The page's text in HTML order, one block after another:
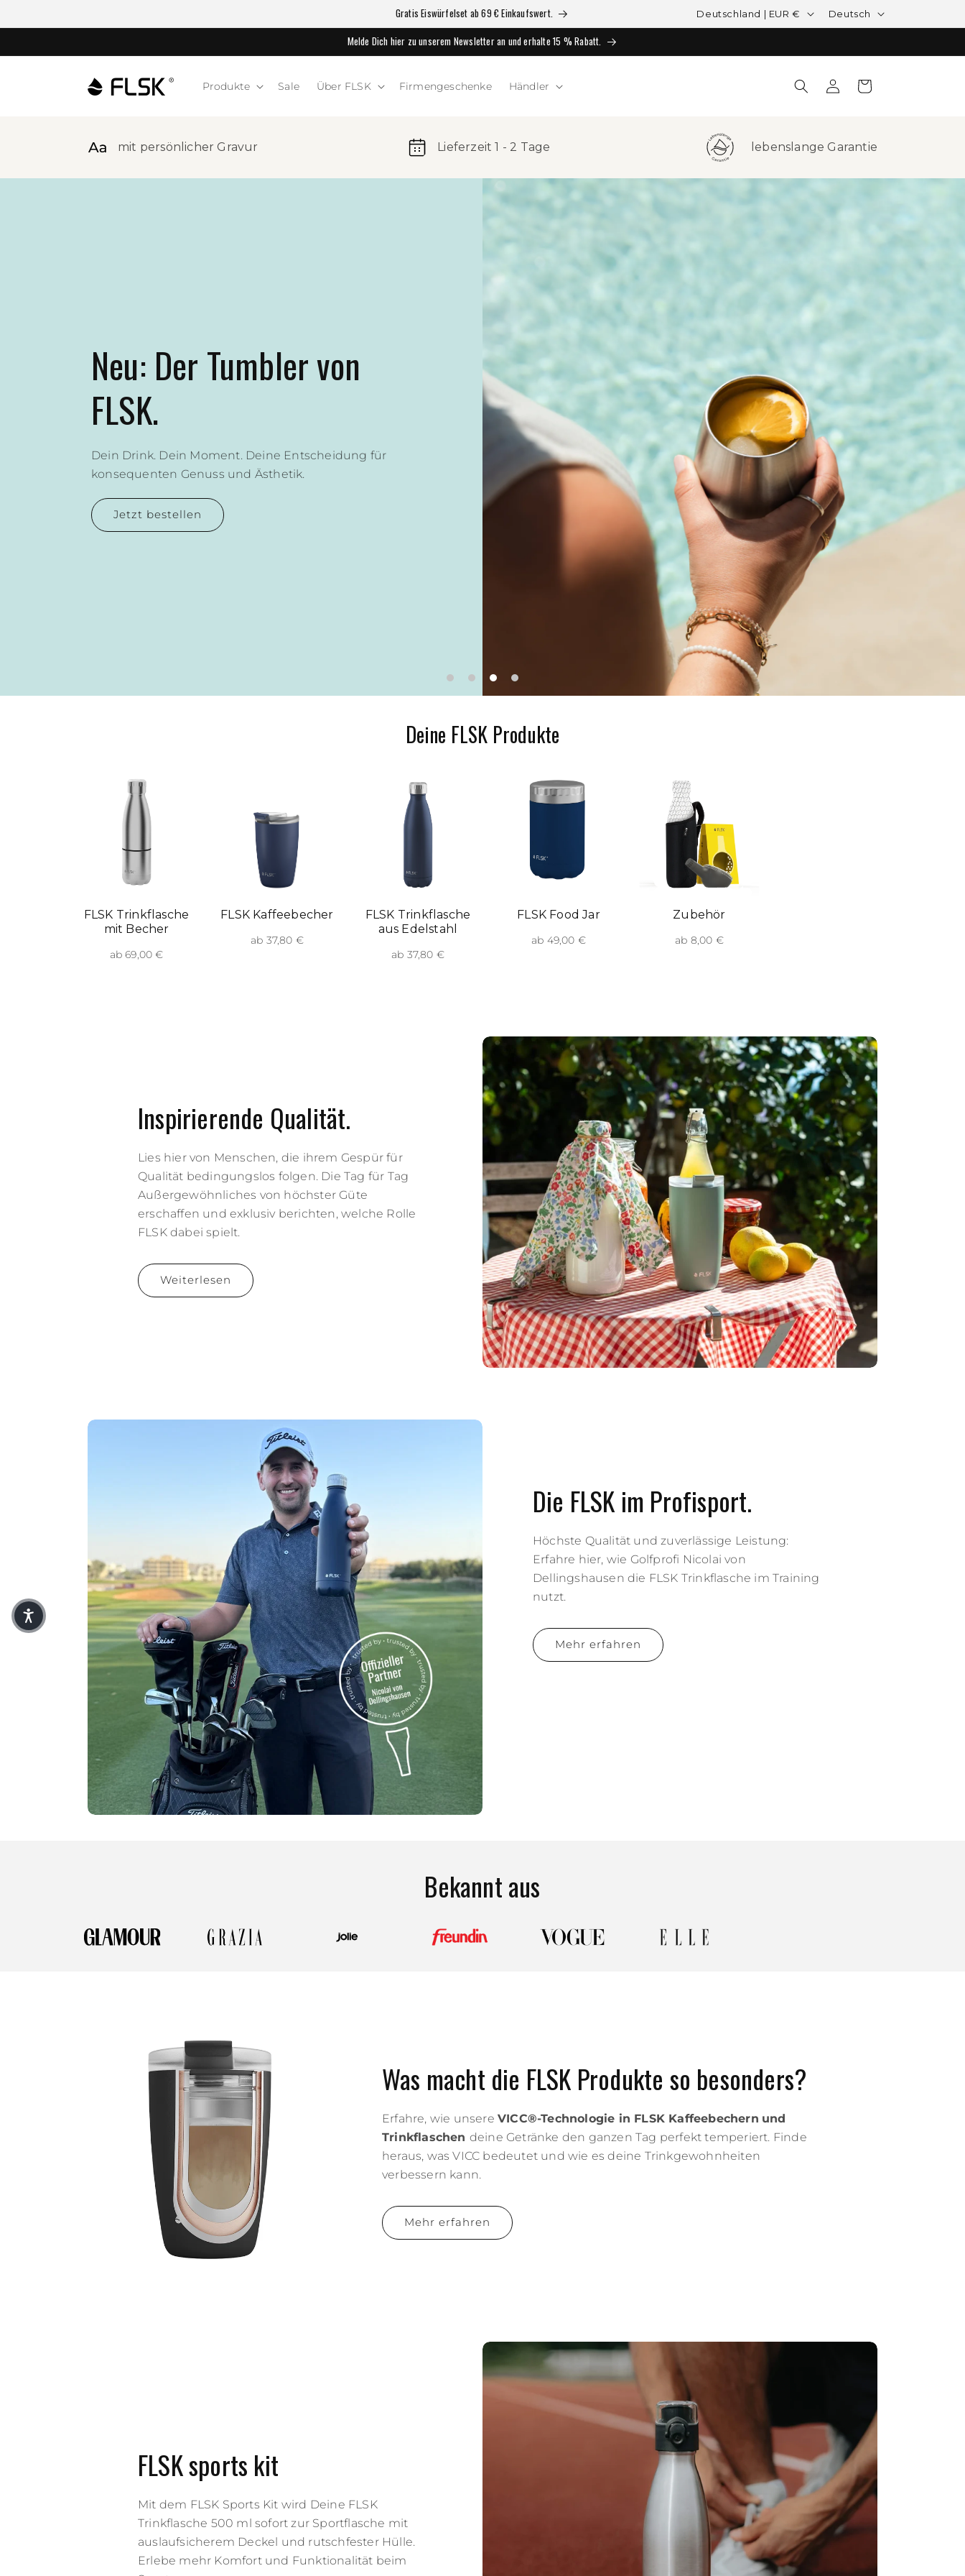
Gratis Eiswürfelset ab 69 € Einkaufswert. Land/Region
Deutschland | EUR € Sprache
Deutsch
Melde Dich hier zu unserem Newsletter an und erhalte 15 % Rabatt.
Produkte Sale Über FLSK Firmengeschenke Händler EinloggenWarenkorb
mit persönlicher Gravur Lieferzeit 1 - 2 Tage lebenslange Garantie
Weil gutes Essen Zeit
verdient.
Der neue FLSK Food Jar hält Dein Essen stundenlang
heiß & frisch.
Jetzt bestellen
Deine FLSK Produkte
FLSK Trinkflasche
mit Becher
ab 69,00 €
FLSK Kaffeebecher
ab 37,80 €
FLSK Trinkflasche
aus Edelstahl
ab 37,80 €
FLSK Food Jar
ab 49,00 €
Zubehör
ab 8,00 €
Inspirierende Qualität.
Lies hier von Menschen, die ihrem Gespür für
Qualität bedingungslos folgen. Die Tag für Tag
Außergewöhnliches von höchster Güte
erschaffen und exklusiv berichten, welche Rolle
FLSK dabei spielt.
Weiterlesen
Die FLSK im Profisport.
Höchste Qualität und zuverlässige Leistung:
Erfahre hier, wie Golfprofi Nicolai von
Dellingshausen die FLSK Trinkflasche im Training
nutzt.
Mehr erfahren
Bekannt aus
Was macht die FLSK Produkte so besonders?
Erfahre, wie unsere VICC®-Technologie in FLSK Kaffeebechern und
Trinkflaschen deine Getränke den ganzen Tag perfekt temperiert. Finde
heraus, was VICC bedeutet und wie es deine Trinkgewohnheiten
verbessern kann.
Mehr erfahren
FLSK sports kit
Mit dem FLSK Sports Kit wird Deine FLSK
Trinkflasche 500 ml sofort zur Sportflasche mit
auslaufsicherem Deckel und rutschfester Hülle.
Erlebe mehr Komfort und Funktionalität beim